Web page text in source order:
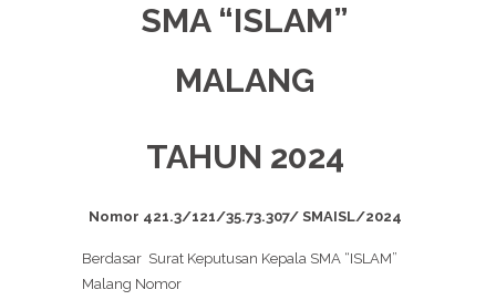
SMA “ISLAM”
MALANG
TAHUN 2024
Nomor 421.3/121/35.73.307/ SMAISL/2024
Berdasar Surat Keputusan Kepala SMA “ISLAM”
Malang Nomor